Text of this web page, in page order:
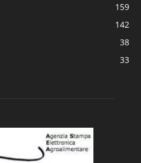
159
142
38
33